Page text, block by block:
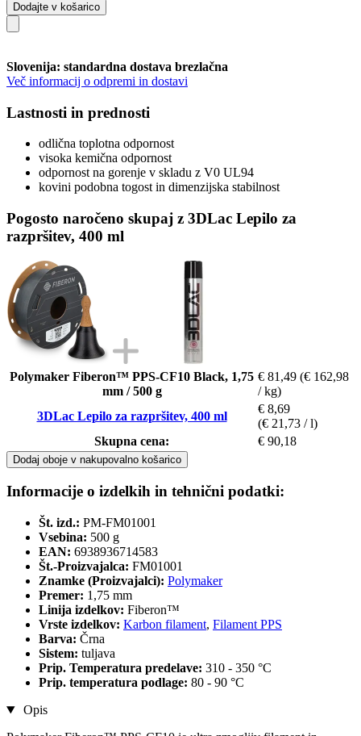
Dodajte v košarico
Slovenija: standardna dostava brezlačna
Več informacij o odpremi in dostavi
Lastnosti in prednosti
odlična toplotna odpornost
visoka kemična odpornost
odpornost na gorenje v skladu z V0 UL94
kovini podobna togost in dimenzijska stabilnost
Pogosto naročeno skupaj z 3DLac Lepilo za
razpršitev, 400 ml
Polymaker Fiberon™ PPS-CF10 Black, 1,75
mm / 500 g
€ 81,49 (€ 162,98
/ kg)
3DLac Lepilo za razpršitev, 400 ml
€ 8,69
(€ 21,73 / l)
Skupna cena:
€ 90,18
Dodaj oboje v nakupovalno košarico
Informacije o izdelkih in tehnični podatki:
Št. izd.: PM-FM01001
Vsebina: 500 g
EAN: 6938936714583
Št.-Proizvajalca: FM01001
Znamke (Proizvajalci): Polymaker
Premer: 1,75 mm
Linija izdelkov: Fiberon™
Vrste izdelkov: Karbon filament, Filament PPS
Barva: Črna
Sistem: tuljava
Prip. Temperatura predelave: 310 - 350 °C
Prip. temperatura podlage: 80 - 90 °C
Opis